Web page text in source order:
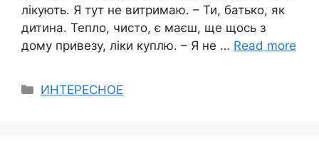
лікують. Я тут не витримаю. – Ти, батько, як
дитина. Тепло, чисто, є маєш, ще щось з
дому привезу, ліки куплю. – Я не … Read more
Categories
ИНТЕРЕСНОЕ